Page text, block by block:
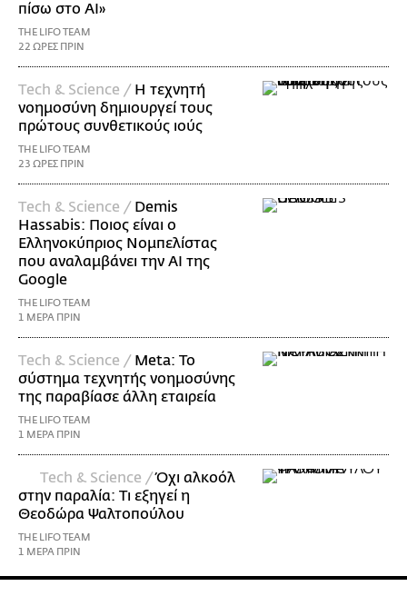
πίσω στο AI»
THE LIFO TEAM
22 ΩΡΕΣ ΠΡΙΝ
Τech & Science / Η τεχνητή
νοημοσύνη δημιουργεί τους
πρώτους συνθετικούς ιούς
THE LIFO TEAM
23 ΩΡΕΣ ΠΡΙΝ
Τech & Science / Demis
Hassabis: Ποιος είναι ο
Ελληνοκύπριος Νομπελίστας
που αναλαμβάνει την AI της
Google
THE LIFO TEAM
1 ΜΕΡΑ ΠΡΙΝ
Τech & Science / Meta: Το
σύστημα τεχνητής νοημοσύνης
της παραβίασε άλλη εταιρεία
THE LIFO TEAM
1 ΜΕΡΑ ΠΡΙΝ
Τech & Science /Όχι αλκοόλ
στην παραλία: Τι εξηγεί η
Θεοδώρα Ψαλτοπούλου
THE LIFO TEAM
1 ΜΕΡΑ ΠΡΙΝ